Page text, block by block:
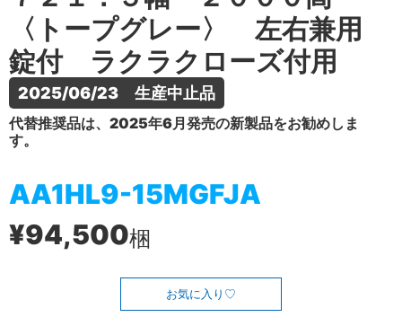
〈トープグレー〉 左右兼用
錠付 ラクラクローズ付用
2025/06/23　生産中止品
代替推奨品は、2025年6月発売の新製品をお勧めしま
す。
AA1HL9-15MGFJA
¥94,500梱
お気に入り